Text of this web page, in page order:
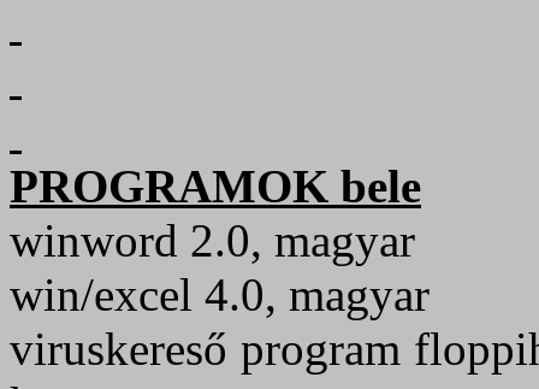
PROGRAMOK bele
winword 2.0, magyar
win/excel 4.0, magyar
viruskereső program